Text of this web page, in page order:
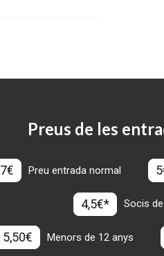
Preus de les
7€ Preu entrada normal
4,5€* Socis
5,50€ Menors de 12 anys